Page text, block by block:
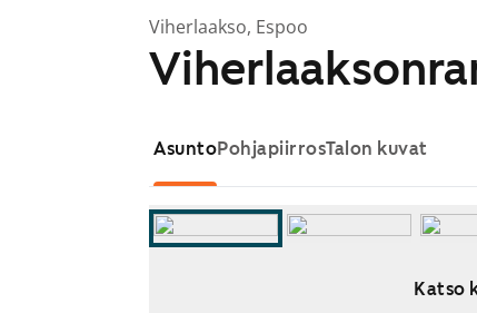
Viherlaakso, Espoo
AsuntoPohjapiirrosTalon kuvat
Katso